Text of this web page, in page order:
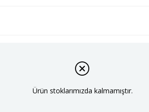
Ürün stoklarımızda kalmamıştır.